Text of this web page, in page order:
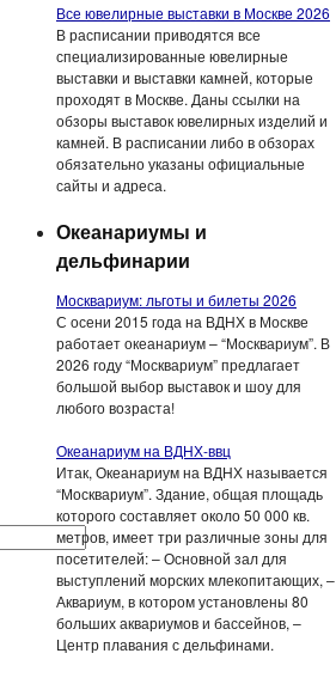
Все ювелирные выставки в Москве 2026
В расписании приводятся все
специализированные ювелирные
выставки и выставки камней, которые
проходят в Москве. Даны ссылки на
обзоры выставок ювелирных изделий и
камней. В расписании либо в обзорах
обязательно указаны официальные
сайты и адреса.
Океанариумы и
дельфинарии
Москвариум: льготы и билеты 2026
С осени 2015 года на ВДНХ в Москве
работает океанариум – “Москвариум”. В
2026 году “Москвариум” предлагает
большой выбор выставок и шоу для
любого возраста!
Океанариум на ВДНХ-ввц
Итак, Океанариум на ВДНХ называется
“Москвариум”. Здание, общая площадь
которого составляет около 50 000 кв.
метров, имеет три различные зоны для
посетителей: – Основной зал для
выступлений морских млекопитающих, –
Аквариум, в котором установлены 80
больших аквариумов и бассейнов, –
Центр плавания с дельфинами.